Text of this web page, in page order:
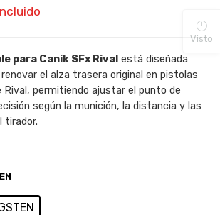
para Canik SFx Rival está diseñada
el alza trasera original en pistolas
Rival, permitiendo ajustar el punto de
según la munición, la distancia y las
tirador.
Visto